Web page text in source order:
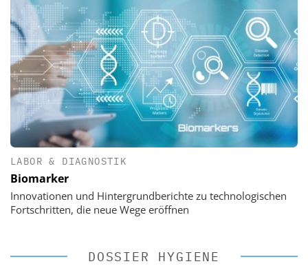
LABOR & DIAGNOSTIK
Biomarker
Innovationen und Hintergrundberichte zu technologischen
Fortschritten, die neue Wege eröffnen
DOSSIER HYGIENE